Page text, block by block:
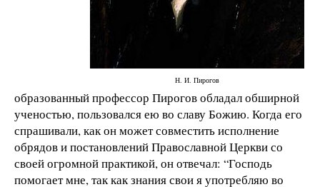
Н. И. Пирогов
образованный профессор Пирогов обладал обширной
ученостью, пользовался ею во славу Божию. Когда его
спрашивали, как он может совместить исполнение
обрядов и постановлений Православной Церкви со
своей огромной практикой, он отвечал: “Господь
помогает мне, так как знания свои я употребляю во